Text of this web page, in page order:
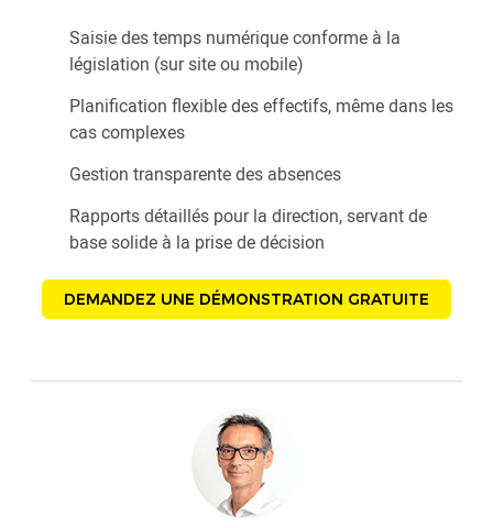
Saisie des temps numérique conforme à la
législation (sur site ou mobile)
Planification flexible des effectifs, même dans les
cas complexes
Gestion transparente des absences
Rapports détaillés pour la direction, servant de
base solide à la prise de décision
DEMANDEZ UNE DÉMONSTRATION GRATUITE